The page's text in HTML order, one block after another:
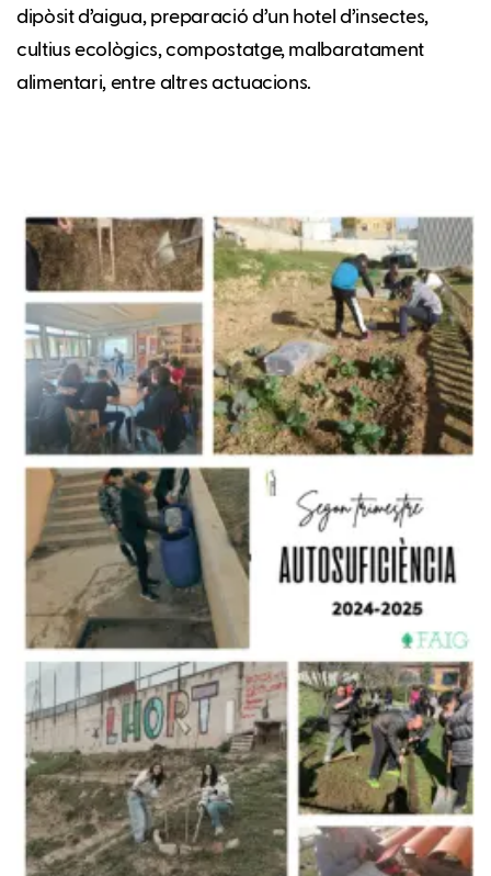
dipòsit d’aigua, preparació d’un hotel d’insectes,
cultius ecològics, compostatge, malbaratament
alimentari, entre altres actuacions.